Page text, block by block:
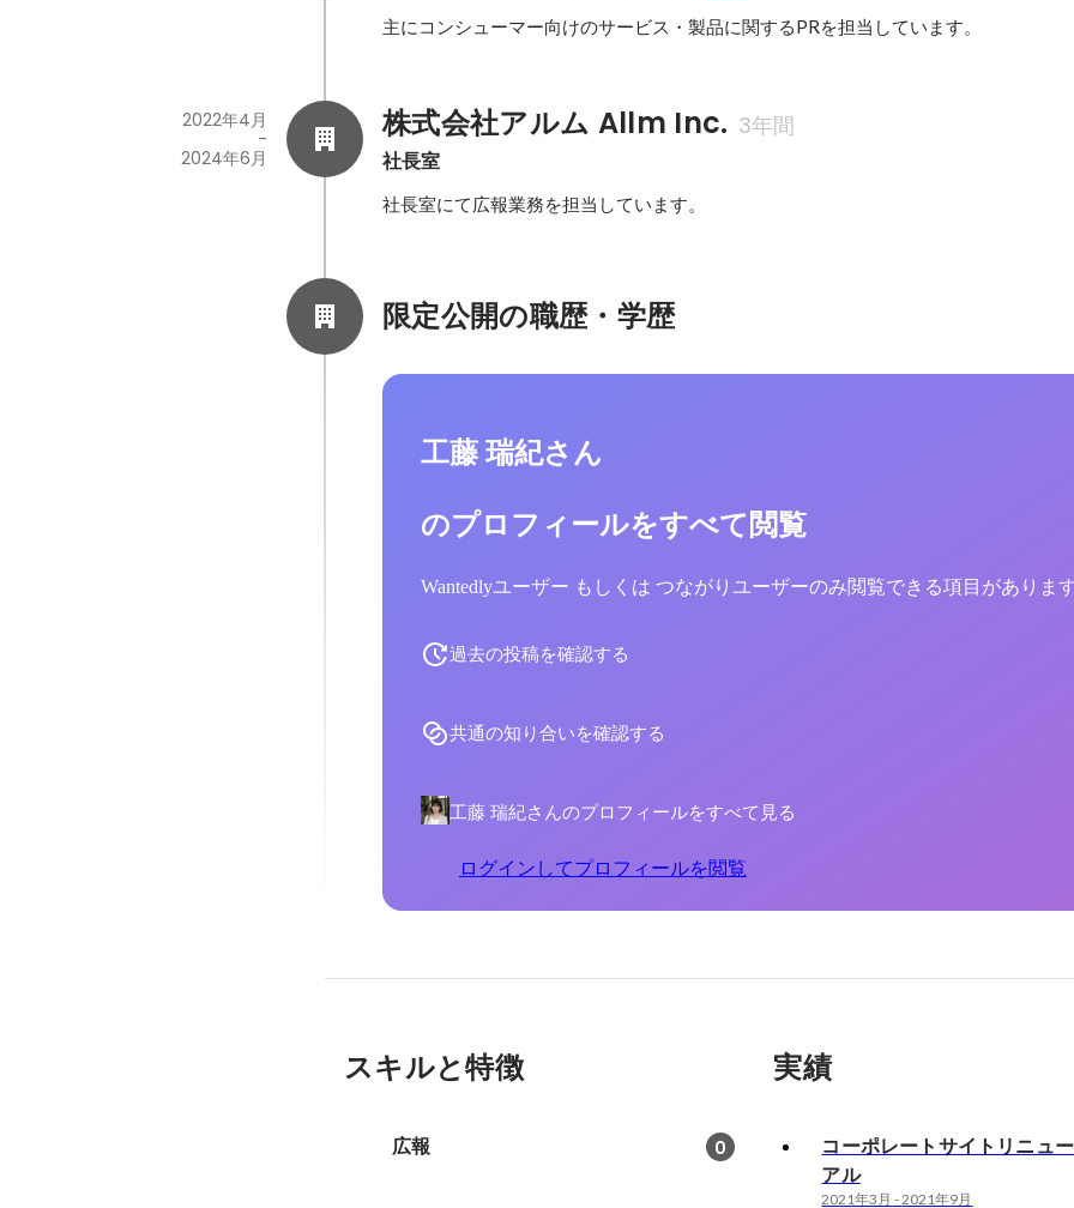
主にコンシューマー向けのサービス・製品に関するPRを担当しています。
株式会社アルム Allm Inc. 3年間
社長室
2022年4月
-
2024年6月
社長室にて広報業務を担当しています。
限定公開の職歴・学歴
工藤 瑞紀さん
のプロフィールをすべて閲覧
Wantedlyユーザー もしくは つながりユーザーのみ閲覧できる項目がありま
過去の投稿を確認する
共通の知り合いを確認する
工藤 瑞紀さんのプロフィールをすべて見る
ログインしてプロフィールを閲覧
スキルと特徴
広報 0
実績
コーポレートサイトリニュー
アル
2021年3月 -2021年9月